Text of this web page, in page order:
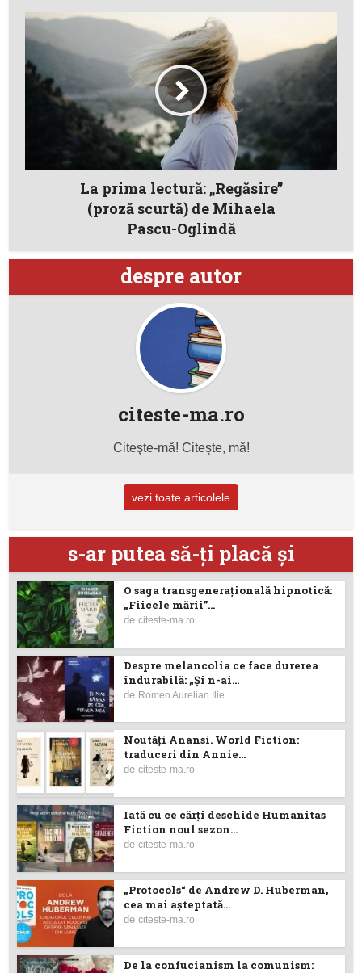
La prima lectură: „Regăsire”
(proză scurtă) de Mihaela
Pascu-Oglindă
despre autor
citeste-ma.ro
Citeşte-mă! Citeşte, mă!
vezi toate articolele
s-ar putea să-ţi placă şi
O saga transgenerațională hipnotică:
„Fiicele mării”...
deciteste-ma.ro
Despre melancolia ce face durerea
îndurabilă: „Și n-ai...
de Romeo Aurelian Ilie
Noutăţi Anansi. World Fiction:
traduceri din Annie...
deciteste-ma.ro
Iată cu ce cărţi deschide Humanitas
Fiction noul sezon...
deciteste-ma.ro
„Protocols“ de Andrew D. Huberman,
cea mai așteptată...
deciteste-ma.ro
De la confucianism la comunism: